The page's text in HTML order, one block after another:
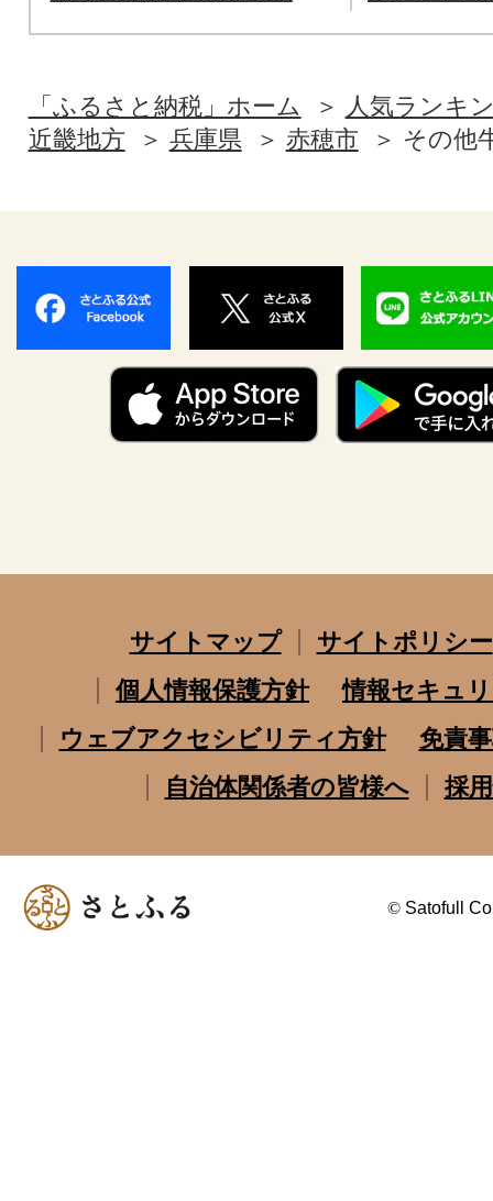
「ふるさと納税」ホーム
人気ランキ
近畿地方
兵庫県 赤穂市 その他
サイトマップ
サイトポリシー
個人情報保護方針
情報セキュ
ウェブアクセシビリティ方針
免責
自治体関係者の皆様へ
採
© Satofull